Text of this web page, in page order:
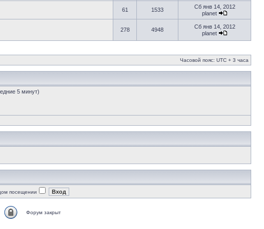
61 1533
Сб янв 14, 2012
planet
278 4948
Сб янв 14, 2012
planet
Часовой пояс: UTC + 3 часа
5 минут)
посещении
Форум закрыт